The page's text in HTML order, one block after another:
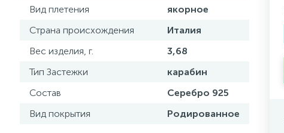
Вид плетения
якорное
Страна происхождения
Италия
Вес изделия, г.
3,68
Тип Застежки
карабин
Состав
Серебро 925
Вид покрытия
Родированное